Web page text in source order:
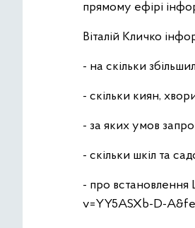
прямому ефірі
Віталій Кличко
- на скільки
- скільки киян,
- за яких умов
- скільки шкіл та
- про
v=YY5ASXb-D-